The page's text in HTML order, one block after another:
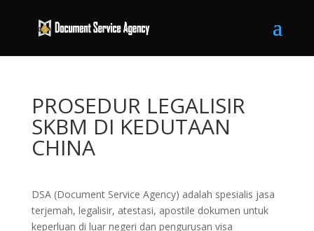
PROSEDUR LEGALISIR
SKBM DI KEDUTAAN
CHINA
DSA (Document Service Agency) adalah spesialis jasa
terjemah, legalisir, atestasi, apostile dokumen untuk
keperluan di luar negeri dan pengurusan visa